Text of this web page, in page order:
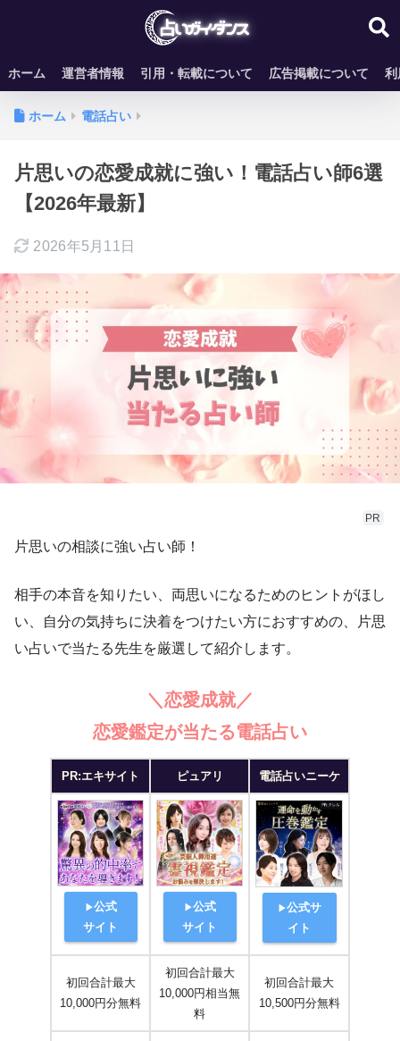
ホーム 運営者情報 引用・転載について 広告掲載について 利
ホーム 電話占い
片思いの恋愛成就に強い！電話占い師6選
【2026年最新】
2026年5月11日
PR
片思いの相談に強い占い師！
相手の本音を知りたい、両思いになるためのヒントがほし
い、自分の気持ちに決着をつけたい方におすすめの、片思
い占いで当たる先生を厳選して紹介します。
＼恋愛成就／
恋愛鑑定が当たる電話占い
PR:エキサイト ピュアリ 電話占いニーケ
▶公式
サイト
▶公式
サイト
▶公式サ
イト
初回合計最大
10,000円分無料
初回合計最大
10,000円相当無
料
初回合計最大
10,500円分無料